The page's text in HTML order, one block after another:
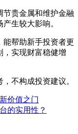
节贵金属和维护金融
生较大影响。
能帮助新手投资者更
，实现财富稳健增
不构成投资建议。
价值之门
的实用性？